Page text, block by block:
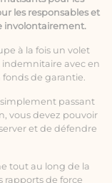
les responsables et
involontairement.
à la fois un volet
avec en
de garantie.
passant
vous devez pouvoir
et de défendre
tout au long de la
rapports de force